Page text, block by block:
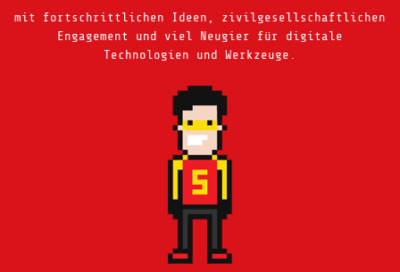
mit fortschrittlichen Ideen, zivilgesellschaftlichen
Engagement und viel Neugier für digitale
Technologien und Werkzeuge.